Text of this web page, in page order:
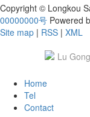
Copyright © Longkou
00000000号 Powered
Site map | RSS | XML
Lu
Home
Tel
Contact